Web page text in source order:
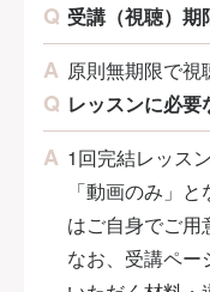
受講（視聴）期
原則無期限で視
レッスンに必要
1回完結レッス
「動画のみ」
はご自身でご用
なお、受講ペ